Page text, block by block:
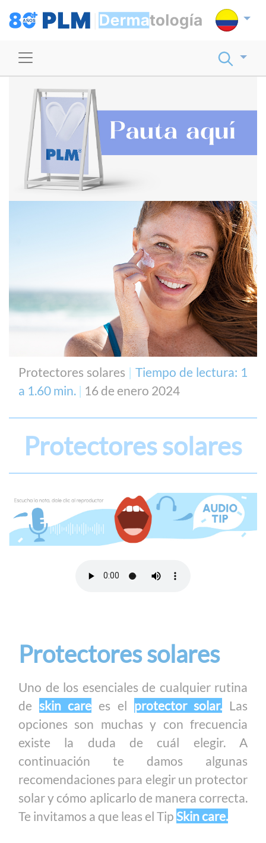
Protectores solares | Tiempo de lectura: 1
a 1.60 min. | 16 de enero 2024
Protectores solares
Protectores solares
Uno de los esenciales de cualquier rutina
de skin care es el protector solar. Las
opciones son muchas y con frecuencia
existe la duda de cuál elegir. A
continuación te damos algunas
recomendaciones para elegir un protector
solar y cómo aplicarlo de manera correcta.
Te invitamos a que leas el Tip Skin care.